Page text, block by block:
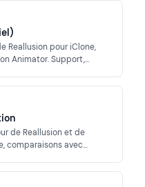
Reallusion pour iClone,
Animator. Support,
de Reallusion et de
comparaisons avec